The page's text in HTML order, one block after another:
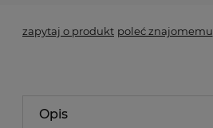
zapytaj o produkt poleć znajomemu
Opis